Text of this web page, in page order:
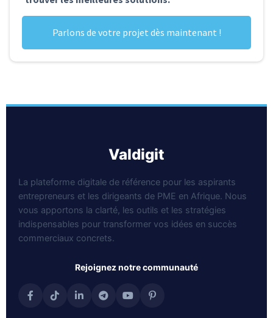
Parlons de votre projet dès maintenant !
valdigit
La plateforme digitale de référence pour les aspirants
entrepreneurs et les dirigeants de PME en Afrique. Nous
vous apportons la clarté, les outils et les stratégies
indispensables pour transformer vos idées en succès
commerciaux concrets.
rejoignez notre communauté